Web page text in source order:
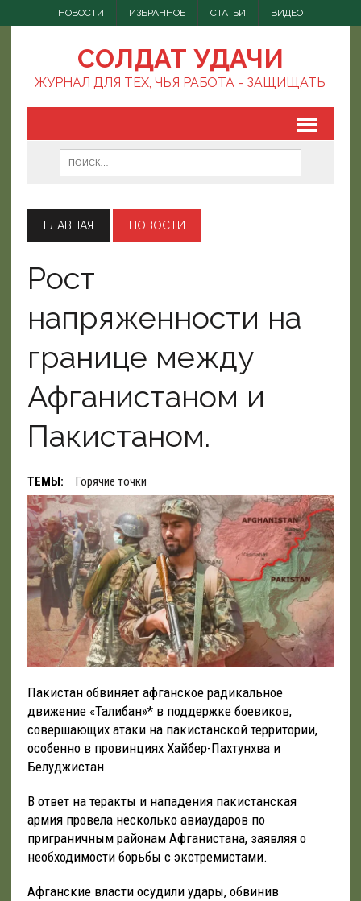
НОВОСТИ ИЗБРАННОЕ СТАТЬИ ВИДЕО
СОЛДАТ УДАЧИ
ЖУРНАЛ ДЛЯ ТЕХ, ЧЬЯ РАБОТА - ЗАЩИЩАТЬ
ГЛАВНАЯ НОВОСТИ
Рост
напряженности на
границе между
Афганистаном и
Пакистаном.
ТЕМЫ: Горячие точки
Пакистан обвиняет афганское радикальное
движение «Талибан»* в поддержке боевиков,
совершающих атаки на пакистанской территории,
особенно в провинциях Хайбер-Пахтунхва и
Белуджистан.
В ответ на теракты и нападения пакистанская
армия провела несколько авиаударов по
приграничным районам Афганистана, заявляя о
необходимости борьбы с экстремистами.
Афганские власти осудили удары, обвинив